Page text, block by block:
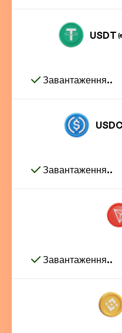
USDT
Завантаження..
Завантаження..
Завантаження..